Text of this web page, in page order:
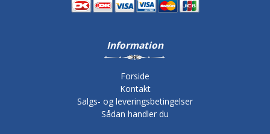
Information
Forside
Kontakt
Salgs- og leveringsbetingelser
Sådan handler du